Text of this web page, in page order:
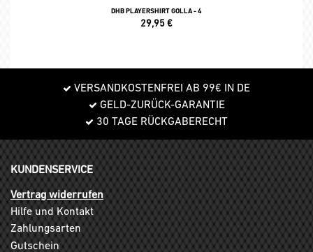
DHB PLAYERSHIRT GOLLA - 4
29,95€
VERSANDKOSTENFREI AB 99€ IN DE
GELD-ZURÜCK-GARANTIE
30 TAGE RÜCKGABERECHT
KUNDENSERVICE
Vertrag widerrufen
Hilfe und Kontakt
Zahlungsarten
Gutschein